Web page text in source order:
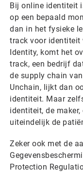
Bij online identiteit
op een bepaald
dan in het fysieke
track voor identiteit
Identity, komt het
track, een bedrijf
de supply chain
Unchain, lijkt dan
identiteit. Maar
identiteit, de maker,
uiteindelijk de
Zeker ook met de
Protection